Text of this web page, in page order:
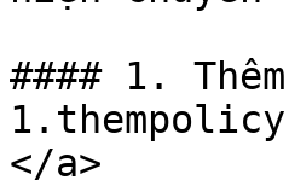
#### 1.
</a>